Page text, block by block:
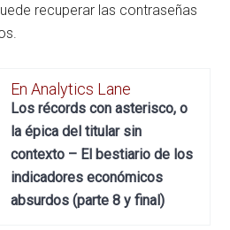
recuperar las contraseñas
En Analytics Lane
Los récords con asterisco, o
la épica del titular sin
contexto – El bestiario de los
indicadores económicos
absurdos (parte 8 y final)